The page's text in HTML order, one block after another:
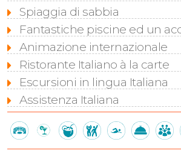
Spiaggia di sabbia
Fantastiche piscine ed un
Animazione internazionale
Ristorante Italiano à la carte
Escursioni in lingua Italiana
Assistenza Italiana